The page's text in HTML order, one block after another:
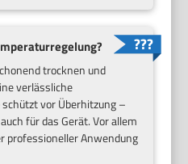
trocknen und
verlässliche
vor Überhitzung –
für das Gerät. Vor allem
professioneller Anwendung